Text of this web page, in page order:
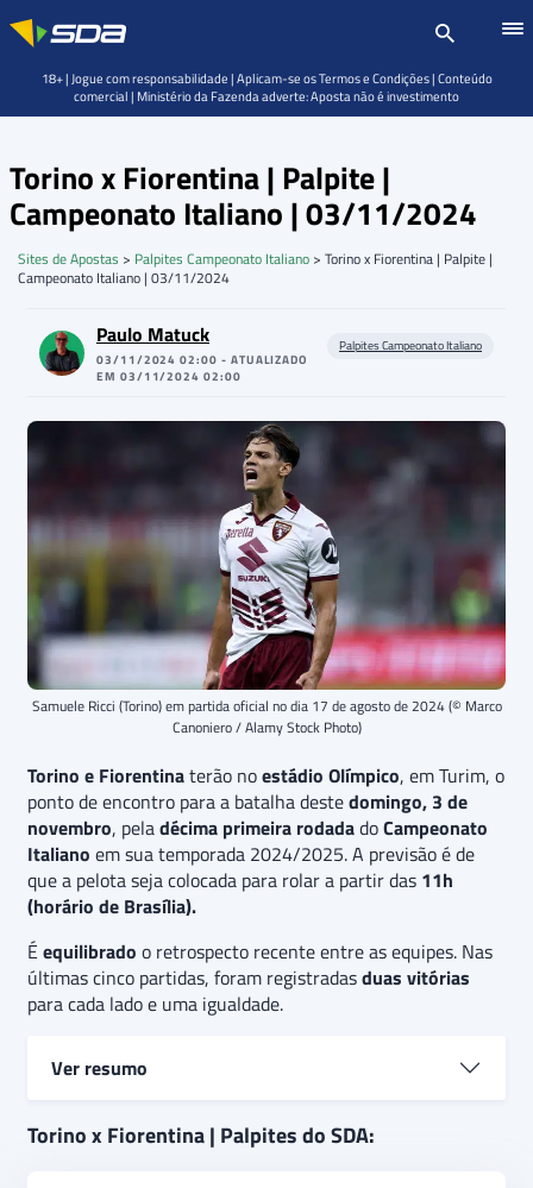
Torino x Fiorentina | Palpite |
Campeonato Italiano | 03/11/2024
Sites de Apostas > Palpites Campeonato Italiano > Torino x Fiorentina | Palpite |
Campeonato Italiano | 03/11/2024
Paulo Matuck
03/11/2024 02:00 - ATUALIZADO
EM 03/11/2024 02:00
Palpites Campeonato Italiano
Samuele Ricci (Torino) em partida oficial no dia 17 de agosto de 2024 (© Marco
Canoniero / Alamy Stock Photo)
Torino e Fiorentinaterão noestádio Olímpico, em Turim, o
ponto de encontro para a batalha destedomingo, 3 de
novembro, peladécima primeira rodadadoCampeonato
Italiano em sua temporada 2024/2025. A previsão é de
que a pelota seja colocada para rolar a partir das 11h
(horário de Brasília).
É equilibrado o retrospecto recente entre as equipes. Nas
últimas cinco partidas, foram registradasduas vitórias
para cada lado e uma igualdade.
Ver resumo
O Torinoperdeu cincode suas últimas seis partidas.
Torino x Fiorentina | Palpites do SDA:
18+ | Jogue com responsabilidade | Aplicam-se os Termos e Condições | Conteúdo
comercial | Ministério da Fazenda adverte: Aposta não é investimento